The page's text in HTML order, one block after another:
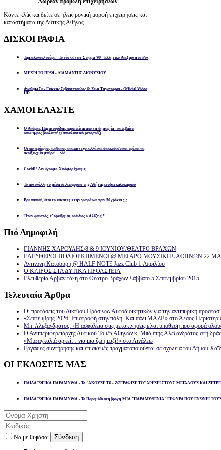
Δωρεάν προβολή επιχειρήσεων
Κάντε κλίκ και δείτε σε ηλεκτρονική μορφή επιχειρήσεις και
καταστήματα της Δυτικής Αθήνας
ΔΙΣΚΟΓΡΑΦΙΑ
Ταμπελοκουλτούρα - Το νέο cd των Στίγμα '90 - Ελληνικό Ανεξάρτητο Ροκ
ΜΕΧΡΙ ΤΟ ΠΡΩΙ - ΔΙΑΜΑΝΤΗΣ ΔΙΟΝΥΣΙΟΥ
Αναθεμα Σε - Γιαννης Σεβαστοπουλος & Ζωη Τηγανουρια - Official Video
HD
ΧΑΜΟΓΕΛΑΣΤΕ
Ο Ανδρέας Παχατουρίδης παραιτείται απο τη δημαρχία - κατεβαίνει
υποψήφιος βουλευτής (αποκλειστικό ρεπορτάζ)
Οι πιο περίεργοι, απίθανοι, αναπάντεχοι αλλά και διασκεδαστικοί τρόποι να
ανοίξεις μία μπύρα! + vid
Covid19 Δεν έχουμε. Χιούμορ έχουμε;
Το αυτοκόλλητο μέσα σε λεωφορείο της Αθήνας ενόψει καλοκαιριού
Βρε παππού, έτσι το κάνατε με την γιαγιά και πριν 50 χρόνια ;;;
Ήταν φτυστός, τ’ ορκίζομαι, ολόιδιος ο Αλέξης!!!
Πιό Δημοφιλή
ΓΙΑΝΝΗΣ ΧΑΡΟΥΛΗΣ/8 & 9 ΙΟΥΝΙΟΥ/ΘΕΑΤΡΟ ΒΡΑΧΩΝ
ΕΛΕΥΘΕΡΟΙ ΠΟΛΙΟΡΚΗΜΕΝΟΙ @ ΜΕΓΑΡΟ ΜΟΥΣΙΚΗΣ ΑΘΗΝΩΝ 22
Αντιγόνη Κατσούρη @ HALF NOTE Jazz Club 1 Απριλίου
Ο ΚΑΙΡΟΣ ΣΤΑ ΔΥΤΙΚΑ ΠΡΟΑΣΤΕΙΑ
Ελευθερία Αρβανιτάκη στο Θέατρο Βράχων Σάββατο 5 Σεπτεμβρίου 2015
Τελευταία Άρθρα
Οι προτάσεις του Δικτύου Πράσινων Αυτοδιοικητικών για την αντιπυρική
«Σεπτέμβρης 2026: Επιστροφή στην πόλη. Και πάλι ΜΑΖΙ!» στο Άλσος
Μπ. Αλεξανδράτος: «Η ασφάλεια στις μετακινήσεις είναι υπόθεση που αφορά
Ο Αντιπεριφερειάρχης Δυτικού Τομέα Αθηνών κ. Μπάμπης Αλεξανδράτος στη
«Μια αγκαλιά αρκεί… για μια ζωή μαζί!» στο Αιγάλεω
Εργασίες συντήρησης και επισκευές πραγματοποιούνται σε σχολεία του Δήμου
ΟΙ ΕΚΔΟΣΕΙΣ ΜΑΣ
ΠΑΙΔΑΓΩΓΙΚΑ ΠΑΡΑΜΥΘΙΑ - Το "ΑΚΟΥΣΕ ΤΟ - ΖΩΓΡΑΦΙΣΕ ΤΟ" ΑΡΕΣΕΙ ΣΤΟΥΣ ΜΕΓΑΛΟΥΣ ΚΑΙ
ΠΑΙΔΑΓΩΓΙΚΑ ΠΑΡΑΜΥΘΙΑ - Το Παραμύθι στη βροχή ΜΙΑ "ΠΑΡΑΜΥΘΕΝΙΑ" ΓΕΦΥΡΑ ΠΟΥ ΕΝΩΝΕΙ
Να με θυμάσαι Σύνδεση